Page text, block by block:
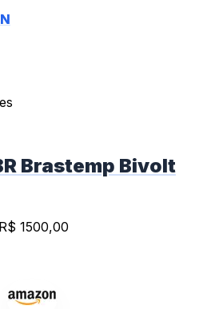
Brastemp Bivolt
R$ 1500,00